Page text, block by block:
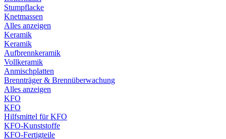
Stumpflacke
Knetmassen
Alles anzeigen
Keramik
Keramik
Aufbrennkeramik
Vollkeramik
Anmischplatten
Brennträger & Brennüberwachung
Alles anzeigen
KFO
KFO
Hilfsmittel für KFO
KFO-Kunststoffe
KFO-Fertigteile